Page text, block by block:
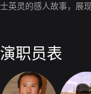
士英灵的感人故事，展
演职员表